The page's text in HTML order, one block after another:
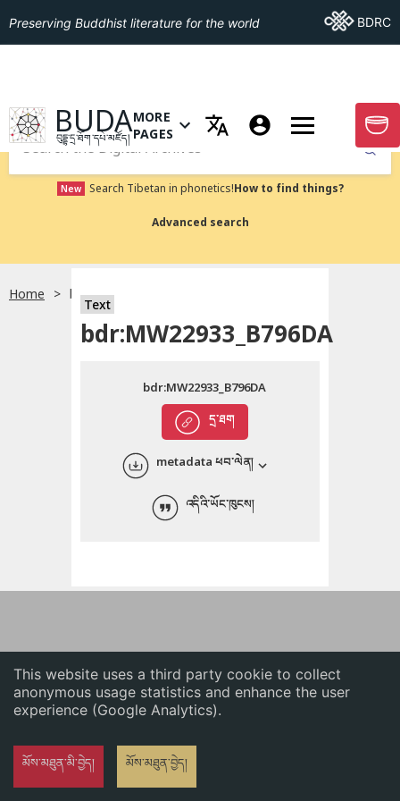
This website uses a third party cookie to collect
anonymous usage statistics and enhance the user
experience (Google Analytics).
མོས་མཐུན་མི་བྱེད། མོས་མཐུན་བྱེད།
English
ភាសាខ្មែរ
Preserving Buddhist literature for the world Go ToBDRC
GO TO HOMEPAGE
BUDA
བུདྡྷ་དྲ་ཐོག་དཔེ་མཛོད།
OPEN MENU OF MORE PAGES
MORE
PAGES
GO
Submit
New Search Tibetan in phonetics!How to find things?
Advanced search
Home bdr:MW22933_B796DA
Text
bdr:MW22933_B796DA
དྲ་ཐག
bdr:MW22933_B796DA
metadata ཕབ་ལེན།
འདིའི་ཡོང་ཁུངས།